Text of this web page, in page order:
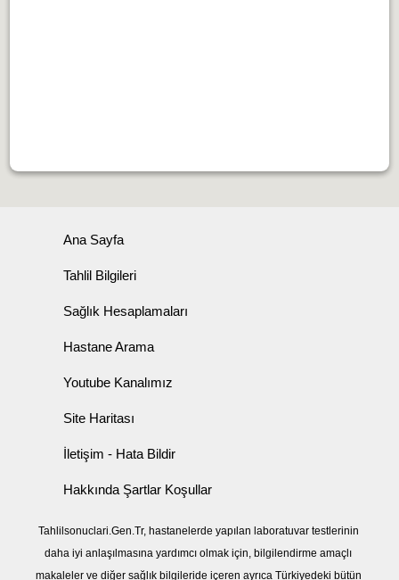
Ana Sayfa
Tahlil Bilgileri
Sağlık Hesaplamaları
Hastane Arama
Youtube Kanalımız
Site Haritası
İletişim - Hata Bildir
Hakkında Şartlar Koşullar
Tahlilsonuclari.Gen.Tr, hastanelerde yapılan laboratuvar testlerinin
daha iyi anlaşılmasına yardımcı olmak için, bilgilendirme amaçlı
makaleler ve diğer sağlık bilgileride içeren ayrıca Türkiyedeki bütün